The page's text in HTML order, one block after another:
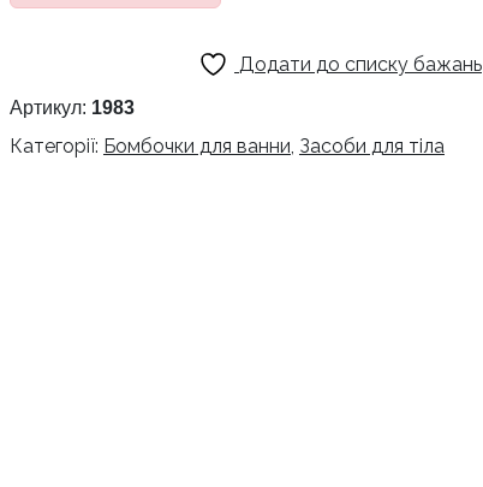
Додати до списку бажань
Артикул: 1983
Категорії: Бомбочки для ванни, Засоби для тіла